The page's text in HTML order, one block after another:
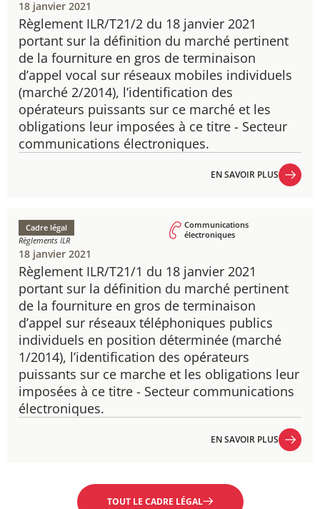
Règlement ILR/T21/2 du 18 janvier 2021
​portant sur la définition du marché pertinent
de la fourniture en gros de terminaison
d’appel vocal sur réseaux mobiles individuels
(marché 2/2014), l’identification des
opérateurs puissants sur ce marché et les
obligations leur imposées à ce titre - Secteur
communications électroniques.
18 janvier 2021
EN SAVOIR PLUS
Règlement ILR/T21/1 du 18 janvier 2021
​portant sur la définition du marché pertinent
de la fourniture en gros de terminaison
d’appel sur réseaux téléphoniques publics
individuels en position déterminée (marché
1/2014), l’identification des opérateurs
puissants sur ce marche et les obligations leur
imposées à ce titre - Secteur communications
électroniques.
Cadre légal
Règlements ILR
Communications
électroniques
18 janvier 2021
EN SAVOIR PLUS
TOUT LE CADRE LÉGAL